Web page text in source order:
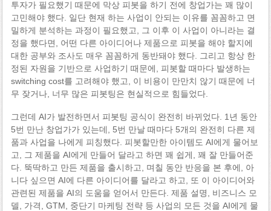
투자가 필요했기 때문에 막상 피봇을 하기 전에 창업가는 꽤 많이
고민해야 했다. 일단 현재 하는 사업이 안되는 이유를 꼼꼼하고 면
밀하게 분석하는 과정이 필요했고, 그 이후 이 사업이 아니라는 결
정을 했다면, 어떤 다른 아이디어나 제품으로 피봇을 해야 할지에
대한 공부와 조사도 매우 꼼꼼하게 동반돼야 했다. 그리고 항상 한
정된 자원을 기반으로 사업하기 때문에, 피봇할 때마다 발생하는
switching cost를 고려해야 했고, 이 비용이 만만치 않기 때문에 너
무 잦거나, 너무 많은 피봇팅은 현실적으로 힘들었다.
그런데 AI가 발전하면서 피봇팅 공식이 완전히 바뀌었다. 1년 동안
5번 만난 창업가가 있는데, 5번 만날 때마다 5개의 완전히 다른 제
품과 사업을 나에게 피칭했다. 피봇할만한 아이템도 AI에게 물어보
고, 그 제품을 AI에게 만들어 달라고 하면 꽤 쉽게, 꽤 잘 만들어준
다. 뚝딱하고 만든 제품을 출시하고, 며칠 동안 반응을 본 후에, 아
니다 싶으면 AI에 다른 아이디어를 달라고 하고, 또 이 아이디어와
관련된 제품을 AI의 도움을 얻어서 만든다. 제품 설명, 비즈니스 모
델, 가격, GTM, 중단기 마케팅 전략 등 사업의 모든 것을 AI에게 물